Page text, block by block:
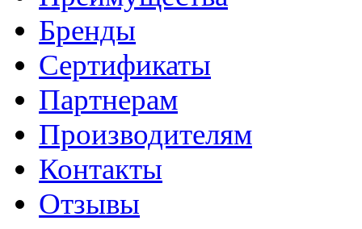
Бренды
Сертификаты
Партнерам
Производителям
Контакты
Отзывы